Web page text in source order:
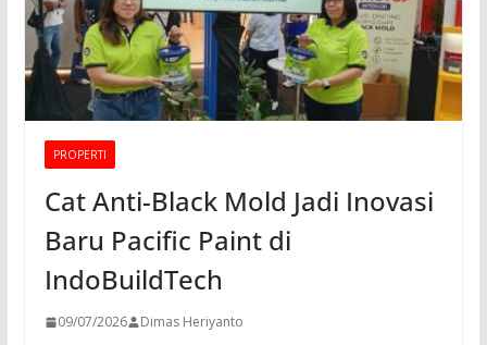
PROPERTI
Cat Anti-Black Mold Jadi Inovasi
Baru Pacific Paint di
IndoBuildTech
09/07/2026 Dimas Heriyanto